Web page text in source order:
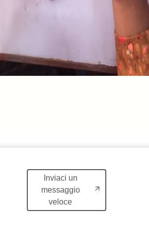
Inviaci un
messaggio
veloce